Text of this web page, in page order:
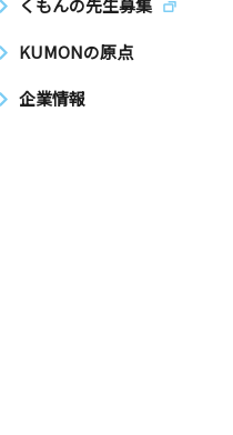
くもんの先生募集
KUMONの原点
企業情報